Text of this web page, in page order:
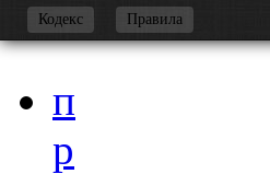
Кодекс Правила
-
п
р